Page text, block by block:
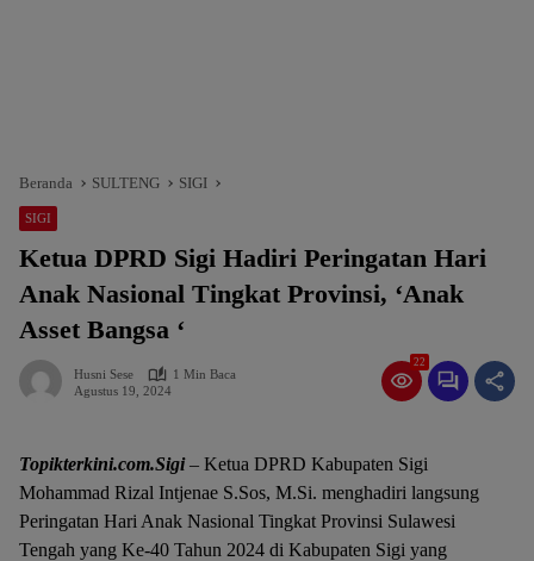
Beranda SULTENG SIGI
SIGI
Ketua DPRD Sigi Hadiri Peringatan Hari
Anak Nasional Tingkat Provinsi, ‘Anak
Asset Bangsa ‘
Husni Sese
1 Min Baca
Agustus 19, 2024
22
Topikterkini.com.Sigi – Ketua DPRD Kabupaten Sigi
Mohammad Rizal Intjenae S.Sos, M.Si. menghadiri langsung
Peringatan Hari Anak Nasional Tingkat Provinsi Sulawesi
Tengah yang Ke-40 Tahun 2024 di Kabupaten Sigi yang